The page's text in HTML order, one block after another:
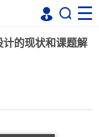
的现状和课题解